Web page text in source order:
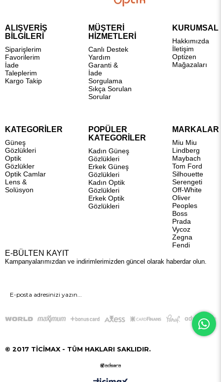
ALIŞVERİŞ
BİLGİLERİ
Siparişlerim
Favorilerim
İade
Taleplerim
Kargo Takip
MÜŞTERİ
HİZMETLERİ
Canlı Destek
Yardım
Garanti &
İade
Sorgulama
Sıkça Sorulan
Sorular
KURUMSAL
Hakkımızda
İletişim
Optizen
Mağazaları
KATEGORİLER
Güneş
Gözlükleri
Optik
Gözlükler
Optik Camlar
Lens &
Solüsyon
POPÜLER
KATEGORİLER
Kadın Güneş
Gözlükleri
Erkek Güneş
Gözlükleri
Kadın Optik
Gözlükleri
Erkek Optik
Gözlükleri
MARKALAR
Miu Miu
Lindberg
Maybach
Tom Ford
Silhouette
Serengeti
Off-White
Oliver
Peoples
Boss
Prada
Vycoz
Zegna
Fendi
E-BÜLTEN KAYIT
Kampanyalarımızdan ve indirimlerimizden güncel olarak haberdar olun.
GÖNDER
© 2017 TİCİMAX - TÜM HAKLARI SAKLIDIR.